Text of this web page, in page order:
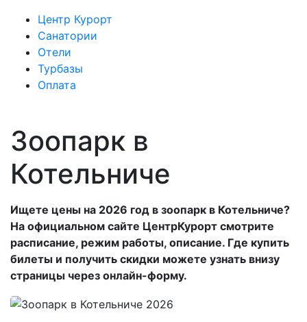
Центр Курорт
Санатории
Отели
Турбазы
Оплата
Зоопарк в
Котельниче
Ищете цены на 2026 год в зоопарк в Котельниче?
На официальном сайте ЦентрКурорт смотрите
расписание, режим работы, описание. Где купить
билеты и получить скидки можете узнать внизу
страницы через онлайн-форму.